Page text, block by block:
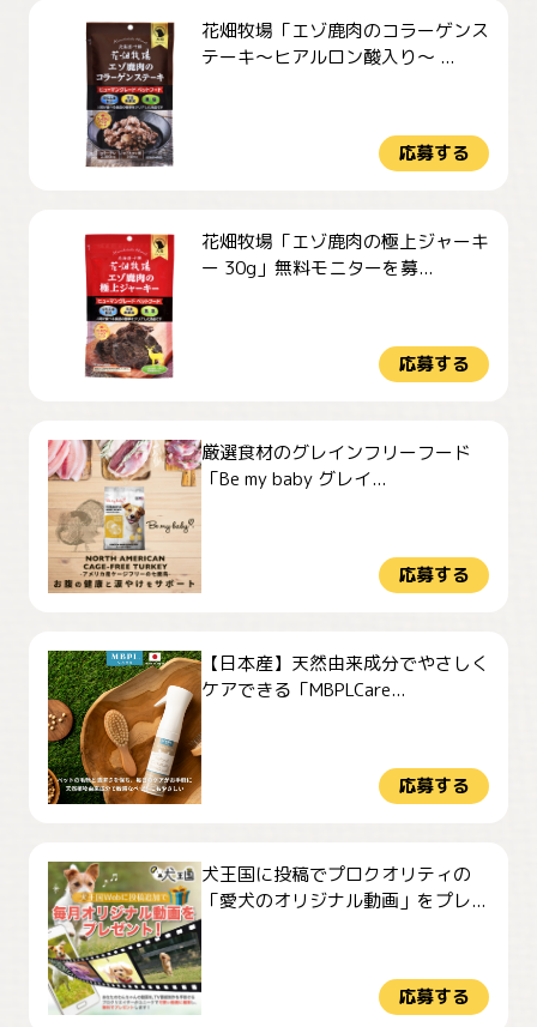
花畑牧場「エゾ鹿肉のコラーゲンス
テーキ～ヒアルロン酸入り～ ...
応募する
花畑牧場「エゾ鹿肉の極上ジャーキ
ー 30g」無料モニターを募...
応募する
厳選食材のグレインフリーフード
「Be my baby グレイ...
応募する
【日本産】天然由来成分でやさしく
ケアできる「MBPLCare...
応募する
犬王国に投稿でプロクオリティの
「愛犬のオリジナル動画」をプレ...
応募する